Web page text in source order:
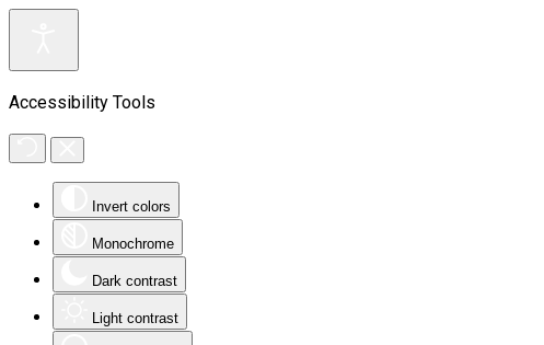
Accessibility Tools
Invert colors
Monochrome
Dark contrast
Light contrast